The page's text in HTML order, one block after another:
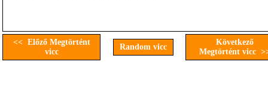
<< Előző Megtörtént
vicc
Random vicc
Következő
Megtörtént vicc